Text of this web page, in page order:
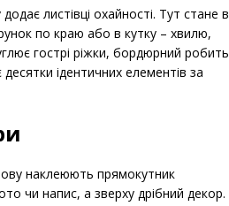
листівці охайності. Тут стане в
по краю або в кутку – хвилю,
гострі ріжки, бордюрний робить
ідентичних елементів за
наклеюють прямокутник
чи напис, а зверху дрібний декор.